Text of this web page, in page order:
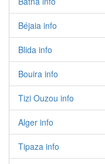
Béjaia info
Blida info
Bouira info
Tizi Ouzou info
Alger info
Tipaza info